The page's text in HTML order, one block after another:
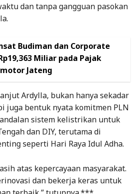
dan tanpa gangguan pasokan
Budiman dan Corporate
Miliar pada Pajak
Jateng
Ardylla, bukan hanya sekadar
juga bentuk nyata komitmen PLN
sistem kelistrikan untuk
dan DIY, terutama di
seperti Hari Raya Idul Adha.
atas kepercayaan masyarakat.
dan bekerja keras untuk